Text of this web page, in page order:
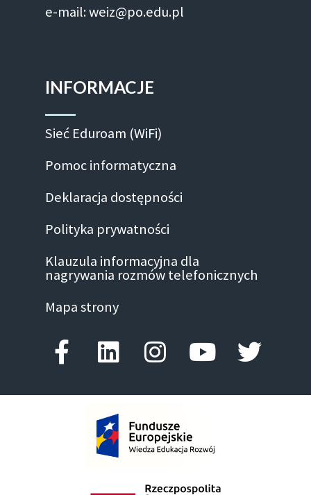
e-mail: weiz@po.edu.pl
INFORMACJE
Sieć Eduroam (WiFi)
Pomoc informatyczna
Deklaracja dostępności
Polityka prywatności
Klauzula informacyjna dla
nagrywania rozmów telefonicznych
Mapa strony
Facebook-f
LinkedinInstagram
Youtube